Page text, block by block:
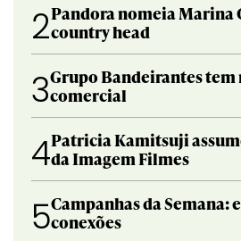
2Pandora nomeia
country head
3Grupo Bandeirantes
comercial
4Patricia Kamitsuji
da Imagem Filmes
5Campanhas da Semana:
conexões